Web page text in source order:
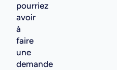
pourriez
avoir
à
faire
une
demande